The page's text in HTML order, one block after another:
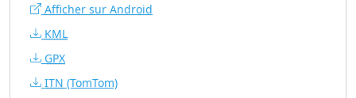
Afficher sur Android
KML
GPX
ITN (TomTom)